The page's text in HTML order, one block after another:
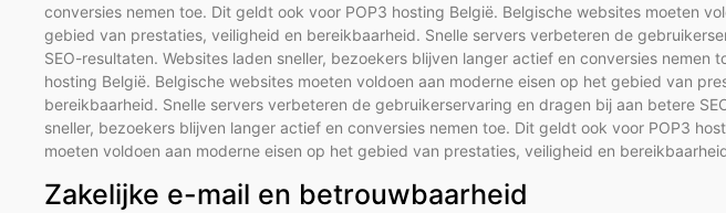
conversies nemen toe. Dit geldt ook voor POP3 hosting België. Belgische websites moeten
gebied van prestaties, veiligheid en bereikbaarheid. Snelle servers verbeteren de
SEO-resultaten. Websites laden sneller, bezoekers blijven langer actief en conversies nemen
hosting België. Belgische websites moeten voldoen aan moderne eisen op het gebied van
bereikbaarheid. Snelle servers verbeteren de gebruikerservaring en dragen bij aan betere
sneller, bezoekers blijven langer actief en conversies nemen toe. Dit geldt ook voor POP3
moeten voldoen aan moderne eisen op het gebied van prestaties, veiligheid en
Zakelijke e-mail en betrouwbaarheid